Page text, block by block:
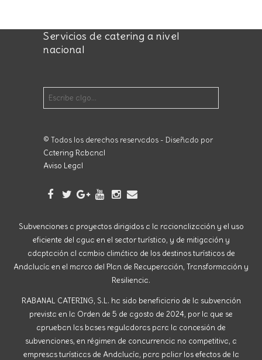
Servicios de catering a nivel
nacional
© Todos los derechos reservados - Diseñado por
Catering Rabanal
Aviso Legal
Subvenciones a proyectos dirigidos a la racionalización y el uso
eficiente del agua en el sector turístico, y de mitigación y
adaptación al cambio climático de los destinos turísticos de
Andalucía en el marco del Plan de Recuperación, Transformación y
Resiliencia.
RABANAL CATERING, S.L. ha sido beneficiario de la subvención
prevista en la Orden de 5 de agosto de 2024, por la que se
aprueban las bases reguladoras para la concesión de
subvenciones, en régimen de concurrencia no competitiva, a
empresas turísticas de Andalucía, para paliar los efectos de la